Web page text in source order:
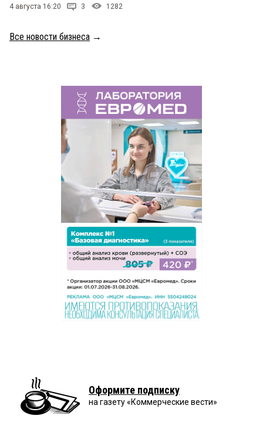
4 августа 16:20 3 1282
Все новости бизнеса →
Оформите подписку
на газету «Коммерческие вести»